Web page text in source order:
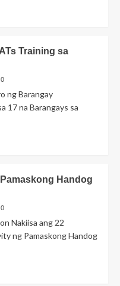
Training sa
0
ng Barangay
17 na Barangays sa
Handog
0
Nakiisa ang 22
ng Pamaskong Handog